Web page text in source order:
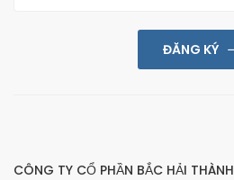
ĐĂNG KÝ
CÔNG TY CỔ PHẦN BẮC HẢI THÀNH